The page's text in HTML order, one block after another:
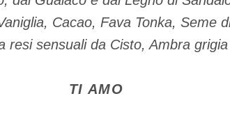
Cacao, Fava Tonka, Seme
resi sensuali da Cisto, Ambra
TI AMO